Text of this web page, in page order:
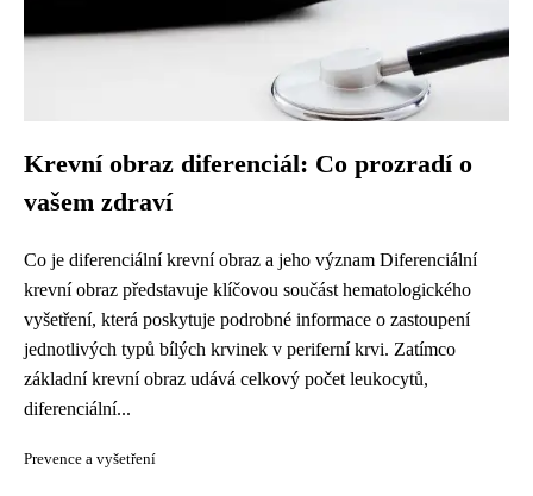
Krevní obraz diferenciál: Co prozradí o
vašem zdraví
Co je diferenciální krevní obraz a jeho význam Diferenciální
krevní obraz představuje klíčovou součást hematologického
vyšetření, která poskytuje podrobné informace o zastoupení
jednotlivých typů bílých krvinek v periferní krvi. Zatímco
základní krevní obraz udává celkový počet leukocytů,
diferenciální...
Prevence a vyšetření